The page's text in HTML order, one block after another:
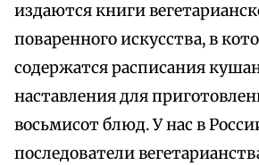
издаются книги
поваренного искусства, в
содержатся расписания
наставления для
восьмисот блюд. У нас в
последователи